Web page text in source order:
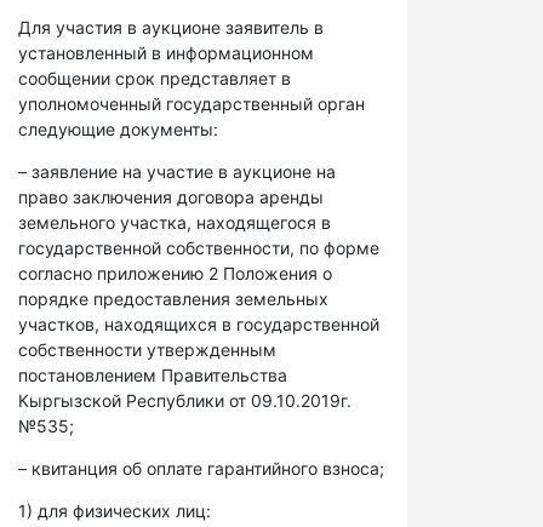
Для участия в аукционе заявитель в
установленный в информационном
сообщении срок представляет в
уполномоченный государственный орган
следующие документы:
– заявление на участие в аукционе на
право заключения договора аренды
земельного участка, находящегося в
государственной собственности, по форме
согласно приложению 2 Положения о
порядке предоставления земельных
участков, находящихся в государственной
собственности утвержденным
постановлением Правительства
Кыргызской Республики от 09.10.2019г.
№535;
– квитанция об оплате гарантийного взноса;
1) для физических лиц: